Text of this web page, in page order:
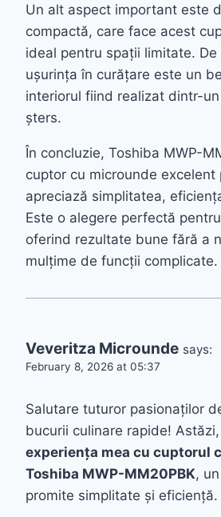
Un alt aspect important este
compactă, care face acest
ideal pentru spații limitate. De
ușurința în curățare este un
interiorul fiind realizat dintr-
șters.
În concluzie, Toshiba MWP-
cuptor cu microunde excelent
apreciază simplitatea,
Este o alegere perfectă
oferind rezultate bune fără a
mulțime de funcții complicate.
Veveritza Microunde says:
February 8, 2026 at 05:37
Salutare tuturor pasionaților
bucurii culinare rapide!
experiența mea cu cuptorul
Toshiba MWP-MM20PBK,
promite simplitate și eficiență.